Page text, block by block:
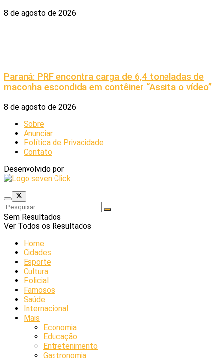
8 de agosto de 2026
Paraná: PRF encontra carga de 6,4 toneladas de
maconha escondida em contêiner “Assita o vídeo”
8 de agosto de 2026
Sobre
Anunciar
Política de Privacidade
Contato
Desenvolvido por
Sem Resultados
Ver Todos os Resultados
Home
Cidades
Esporte
Cultura
Policial
Famosos
Saúde
Internacional
Mais
Economia
Educação
Entretenimento
Gastronomia